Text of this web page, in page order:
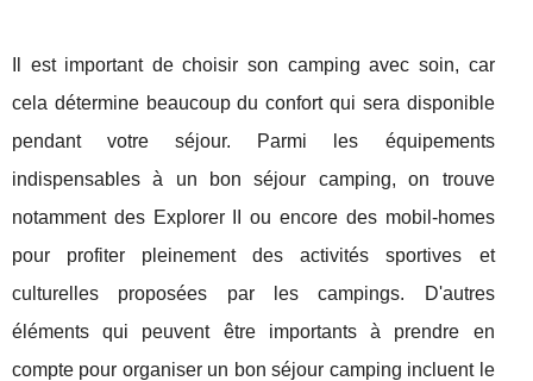
Il est important de choisir son camping avec soin, car
cela détermine beaucoup du confort qui sera disponible
pendant votre séjour. Parmi les équipements
indispensables à un bon séjour camping, on trouve
notamment des Explorer II ou encore des mobil-homes
pour profiter pleinement des activités sportives et
culturelles proposées par les campings. D'autres
éléments qui peuvent être importants à prendre en
compte pour organiser un bon séjour camping incluent le